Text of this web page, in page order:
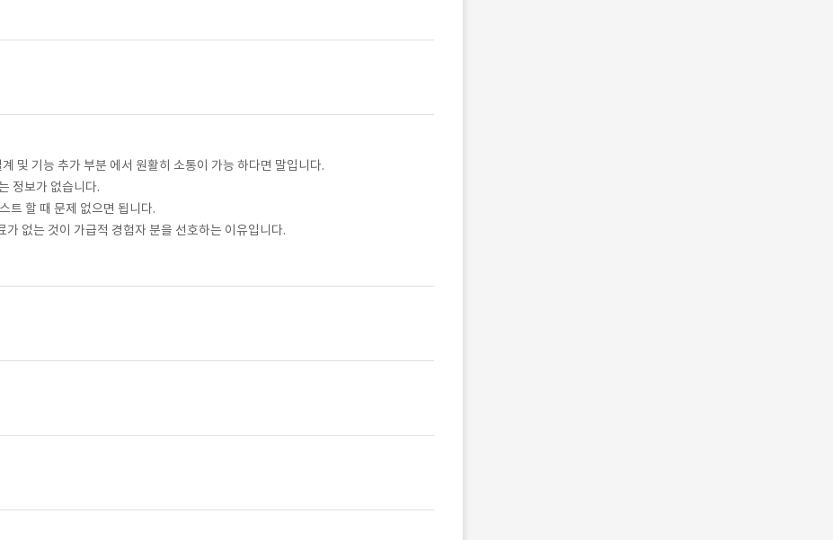
및 기능 추가 부분 에서 원활히 소통이 가능 하다면 말입니다.
정보가 없습니다.
트 할 때 문제 없으면 됩니다.
없는 것이 가급적 경험자 분을 선호하는 이유입니다.